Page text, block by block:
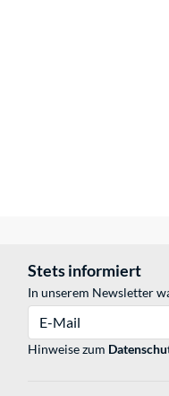
Stets informiert
In unserem Newsletter
Hinweise zum